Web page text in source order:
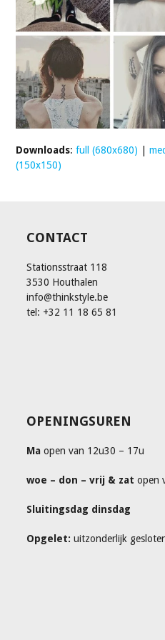
Downloads:full (680x680) |
(150x150)
CONTACT
Stationsstraat 118
3530 Houthalen
info@thinkstyle.be
tel: +32 11 18 65 81
OPENINGSUREN
Ma open van 12u30 – 17u
woe – don – vrij & zatopen
Sluitingsdag dinsdag
Opgelet: uitzonderlijk